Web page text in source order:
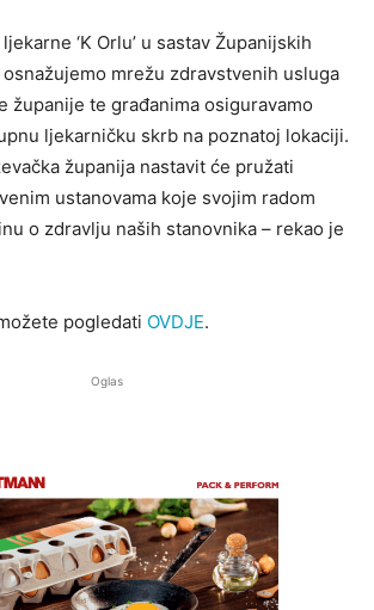
‘K Orlu’ u sastav Županijskih
mrežu zdravstvenih usluga
županije te građanima osiguravamo
ljekarničku skrb na poznatoj lokaciji.
županija nastavit će pružati
ustanovama koje svojim radom
o zdravlju naših stanovnika – rekao je
pogledati OVDJE.
Oglas